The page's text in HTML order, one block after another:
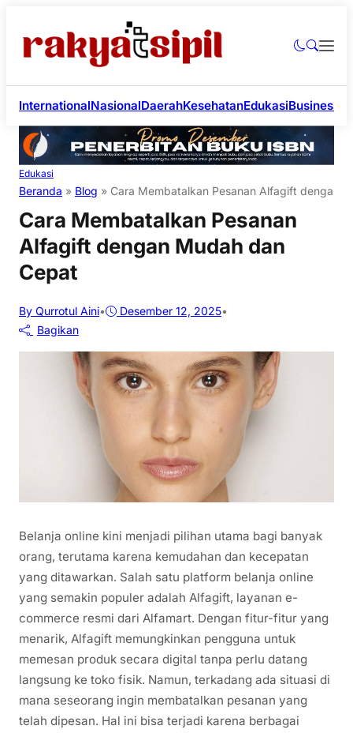
InternationalNasionalDaerahKesehatanEdukasiBusiness
Edukasi
Beranda » Blog » Cara Membatalkan Pesanan Alfagift dengan
Cara Membatalkan Pesanan
Alfagift dengan Mudah dan
Cepat
By Qurrotul Aini• Desember 12, 2025•
Bagikan
Belanja online kini menjadi pilihan utama bagi banyak
orang, terutama karena kemudahan dan kecepatan
yang ditawarkan. Salah satu platform belanja online
yang semakin populer adalah Alfagift, layanan e-
commerce resmi dari Alfamart. Dengan fitur-fitur yang
menarik, Alfagift memungkinkan pengguna untuk
memesan produk secara digital tanpa perlu datang
langsung ke toko fisik. Namun, terkadang ada situasi di
mana seseorang ingin membatalkan pesanan yang
telah dipesan. Hal ini bisa terjadi karena berbagai